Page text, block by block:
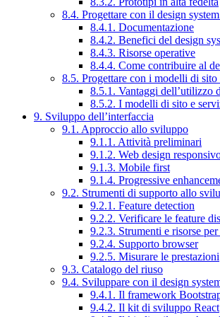
8.4. Progettare con il design
8.4.1. Documentazione
8.4.2. Benefici del design
8.4.3. Risorse operative
8.4.4. Come contribuire al
8.5. Progettare con i modelli di sito
8.5.1. Vantaggi dell’utilizzo
8.5.2. I modelli di sito e
9. Sviluppo dell’interfaccia
9.1. Approccio allo sviluppo
9.1.1. Attività preliminari
9.1.2. Web design
9.1.3. Mobile first
9.1.4. Progressive
9.2. Strumenti di supporto allo
9.2.1. Feature detection
9.2.2. Verificare le feature
9.2.3. Strumenti e risorse
9.2.4. Supporto browser
9.2.5. Misurare le prestazioni
9.3. Catalogo del riuso
9.4. Sviluppare con il design
9.4.1. Il framework
9.4.2. Il kit di sviluppo React